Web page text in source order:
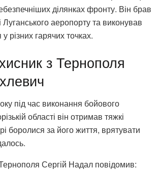
ділянках фронту. Він брав
Луганського аеропорту та виконував
різних гарячих точках.
з Тернополя
під час виконання бойового
області він отримав тяжкі
боролися за його життя, врятувати
Сергій Надал повідомив: